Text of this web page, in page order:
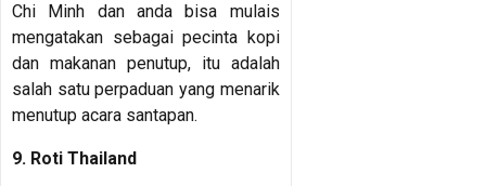
Chi Minh dan anda bisa mulais
mengatakan sebagai pecinta kopi
dan makanan penutup, itu adalah
salah satu perpaduan yang menarik
menutup acara santapan.
9. Roti Thailand